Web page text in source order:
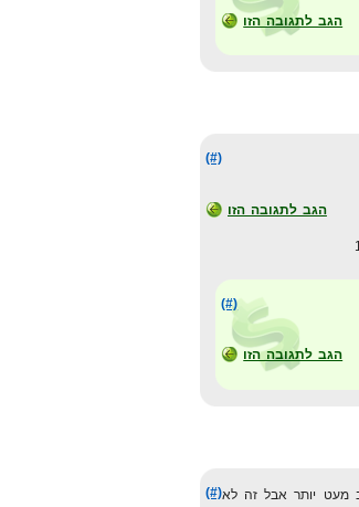
הגב לתגובה הזו
(#)
הגב לתגובה הזו
(#)
הגב לתגובה הזו
(#)מעט יותר אבל זה לא